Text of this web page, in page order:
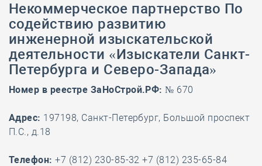
Некоммерческое партнерство По
содействию развитию
инженерной изыскательской
деятельности «Изыскатели Санкт-
Петербурга и Северо-Запада»
Номер в реестре ЗаНоСтрой.РФ: № 670
Адрес: 197198, Санкт-Петербург, Большой проспект
П.С., д.18
Телефон: +7 (812) 230-85-32 +7 (812) 235-65-84